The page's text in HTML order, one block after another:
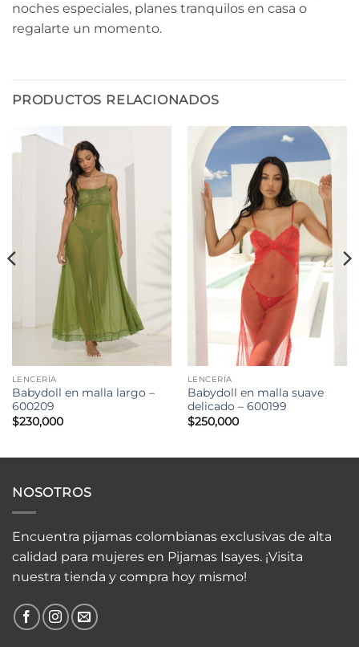
noches especiales, planes tranquilos en casa o
regalarte un momento.
PRODUCTOS RELACIONADOS
LENCERÍA
Babydoll en malla largo –
600209
$230,000
LENCERÍA
Babydoll en malla suave
delicado – 600199
$250,000
NOSOTROS
Encuentra pijamas colombianas exclusivas de alta
calidad para mujeres en Pijamas Isayes. ¡Visita
nuestra tienda y compra hoy mismo!